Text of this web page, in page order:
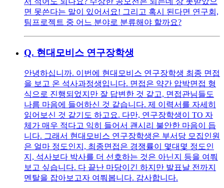
면 못쓴다는 말이 있어서요! 그리고 혹시 된다면 연구회,
팀프로젝트 중 어느 분야로 분류해야 할까요?
Q. 현대모비스 연구장학생
안녕하십니까. 이번에 현대모비스 연구장학생 최종 면접
을 보고 온 석사과정생입니다. 면접은 약간 압박면접 형
식으로 진행되었지만 잘 답변한 것 같고, 면접관님들도
나름 마음에 들어하신 것 같습니다. 제 이력서를 자세히
읽어보신 것 같기도 하고요. 다만, 연구장학생이 TO 자
체가 매우 적다고 익히 들어서 괜시리 불안한 마음이 듭
니다. 그래서 현대모비스 연구장학생은 부서당 모집인원
은 얼마 정도인지, 최종면접은 경쟁률이 몇대몇 정도인
지, 석사보다 박사를 더 선호하는 것은 아닌지 등을 여쭤
보고 싶습니다. 다 끝난 마당이긴 하지만 발표날 전까지
멘탈을 잡아보고자 여쭤봅니다. 감사합니다.